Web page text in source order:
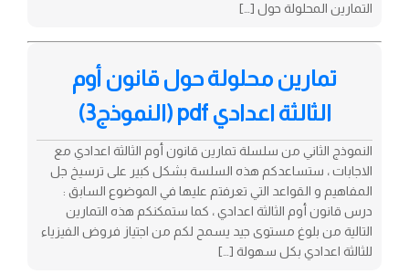
التمارين المحلولة حول […]
تمارين محلولة حول قانون أوم
الثالثة اعدادي pdf (النموذج3)
النموذج الثاني من سلسلة تمارين قانون أوم الثالثة اعدادي مع
الاجابات ، ستساعدكم هذه السلسة بشكل كبير على ترسيخ جل
المفاهيم و القواعد التي تعرفتم عليها في الموضوع السابق :
درس قانون أوم الثالثة اعدادي ، كما ستمكنكم هذه التمارين
التالية من بلوغ مستوى جيد يسمح لكم من اجتياز فروض الفيزياء
للثالثة اعدادي بكل سهولة […]